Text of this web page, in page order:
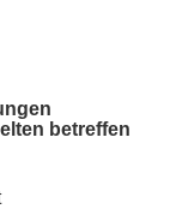
betreffen